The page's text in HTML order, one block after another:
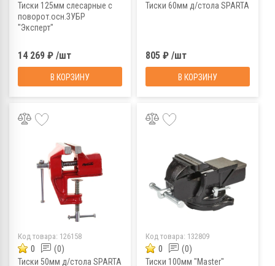
Тиски 125мм слесарные с
поворот.осн.ЗУБР
"Эксперт"
14 269 ₽ /шт
В КОРЗИНУ
Тиски 60мм д/стола SPARTA
805 ₽ /шт
В КОРЗИНУ
Код товара: 126158
0 (0)
Тиски 50мм д/стола SPARTA
Код товара: 132809
0 (0)
Тиски 100мм "Master"